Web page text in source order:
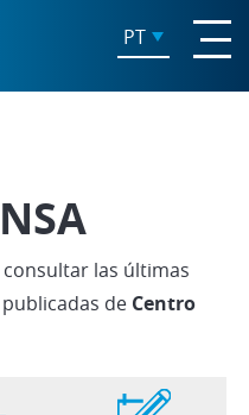
PT
las últimas
de Centro